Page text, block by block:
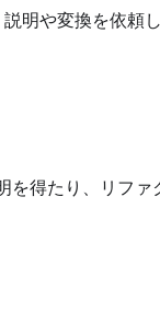
明や変換を依頼
を得たり、リファ